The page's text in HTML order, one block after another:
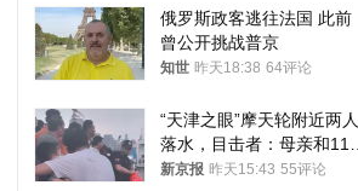
俄罗斯政客逃往法国 此前
曾公开挑战普京
知世 昨天18:38 64评论
“天津之眼”摩天轮附近两人
落水，目击者：母亲和11岁
儿子先后被打捞上岸
新京报 昨天15:43 55评论